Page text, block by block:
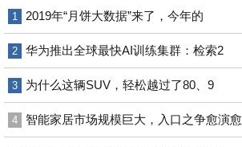
1 2019年“月饼大数据”来了，今年的
2 华为推出全球最快AI训练集群：检索2
3 为什么这辆SUV，轻松越过了80、9
4 智能家居市场规模巨大，入口之争愈演愈